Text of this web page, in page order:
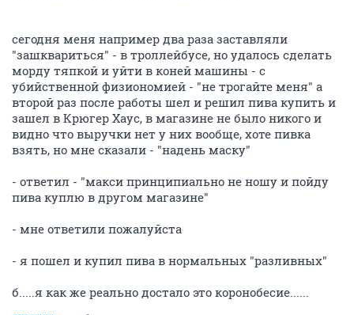
сегодня меня например два раза заставляли
"зашквариться" - в троллейбусе, но удалось сделать
морду тяпкой и уйти в коней машины - с
убийственной физиономией - "не трогайте меня" а
второй раз после работы шел и решил пива купить и
зашел в Крюгер Хаус, в магазине не было никого и
видно что выручки нет у них вообще, хоте пивка
взять, но мне сказали - "надень маску"
- ответил - "макси принципиально не ношу и пойду
пива куплю в другом магазине"
- мне ответили пожалуйста
- я пошел и купил пива в нормальных "разливных"
б.....я как же реально достало это коронобесие......